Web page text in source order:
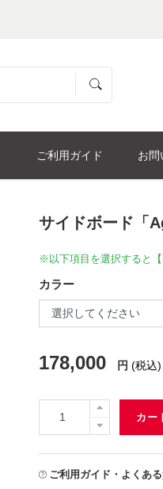
ご利用ガイド お問
サイドボード「
※以下項目を選択すると
カラー
178,000 円 (税込)
カー
ご利用ガイド・よくあ